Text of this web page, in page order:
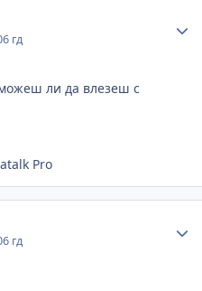
6 гд
ли да влезеш с
Pro
6 гд